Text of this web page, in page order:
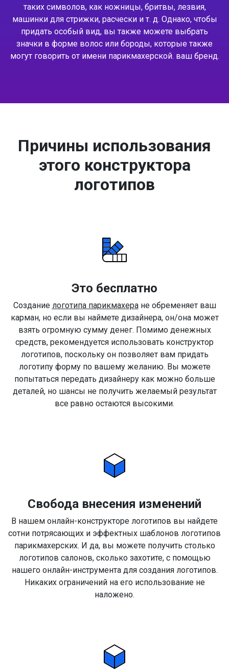
таких символов, как ножницы, бритвы, лезвия,
машинки для стрижки, расчески и т. д. Однако, чтобы
придать особый вид, вы также можете выбрать
значки в форме волос или бороды, которые также
могут говорить от имени парикмахерской. ваш бренд.
Причины использования
этого конструктора
логотипов
Это бесплатно
Создание логотипа парикмахеране обременяет ваш
карман, но если вы наймете дизайнера, он/она может
взять огромную сумму денег. Помимо денежных
средств, рекомендуется использовать конструктор
логотипов, поскольку он позволяет вам придать
логотипу форму по вашему желанию. Вы можете
попытаться передать дизайнеру как можно больше
деталей, но шансы не получить желаемый результат
все равно остаются высокими.
Свобода внесения изменений
В нашем онлайн-конструкторе логотипов вы найдете
сотни потрясающих и эффектных шаблонов логотипов
парикмахерских. И да, вы можете получить столько
логотипов салонов, сколько захотите, с помощью
нашего онлайн-инструмента для создания логотипов.
Никаких ограничений на его использование не
наложено.